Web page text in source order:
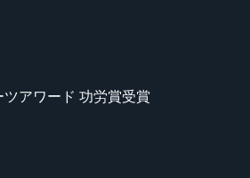
ツアワード 功労賞受賞